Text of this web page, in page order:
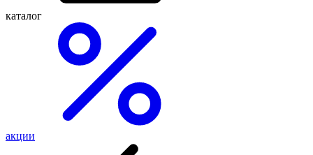
каталог
акции